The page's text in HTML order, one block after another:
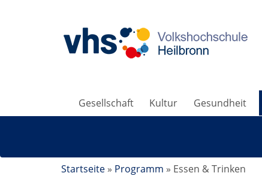
Gesellschaft Kultur Gesundheit
Startseite » Programm » Essen & Trinken